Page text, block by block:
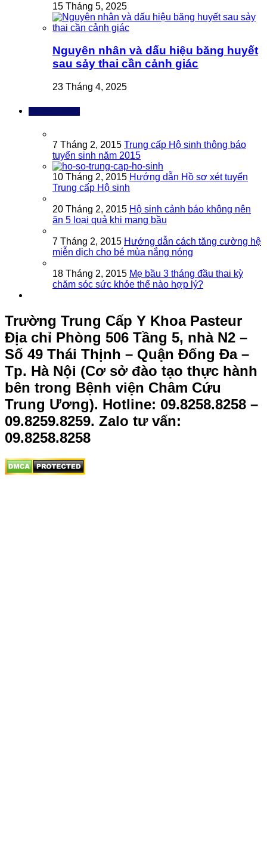
15 Tháng 5, 2025
Nguyên nhân và dấu hiệu băng huyết
sau sảy thai cần cảnh giác
23 Tháng 4, 2025
7 Tháng 2, 2015 Trung cấp Hộ sinh thông báo
tuyển sinh năm 2015
10 Tháng 2, 2015 Hướng dẫn Hồ sơ xét tuyển
Trung cấp Hộ sinh
20 Tháng 2, 2015 Hộ sinh cảnh báo không nên
ăn 5 loại quả khi mang bầu
7 Tháng 2, 2015 Hướng dẫn cách tăng cường hệ
miễn dịch cho bé mùa nắng nóng
18 Tháng 2, 2015 Mẹ bầu 3 tháng đầu thai kỳ
chăm sóc sức khỏe thế nào hợp lý?
Trường Trung Cấp Y Khoa Pasteur
Địa chỉ Phòng 506 Tầng 5, nhà N2 –
Số 49 Thái Thịnh – Quận Đống Đa –
Tp. Hà Nội (Cơ sở đào tạo thực hành
bên trong Bệnh viện Châm Cứu
Trung Ương). Hotline: 09.8258.8258 –
09.8259.8259. Zalo tư vấn:
09.8258.8258